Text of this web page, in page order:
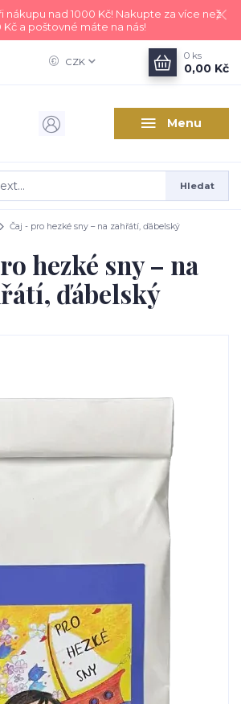
nákupu nad 1000 Kč! Nakupte za více než
Kč a poštovné máte na nás!
Menu
CZK
Hledat
0 ks
0,00 Kč
Čaj - pro hezké sny – na zahřátí, ďábelský
hezké sny – na
ďábelský